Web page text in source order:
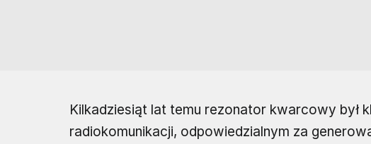
Kilkadziesiąt lat temu rezonator kwarcowy był
radiokomunikacji, odpowiedzialnym za